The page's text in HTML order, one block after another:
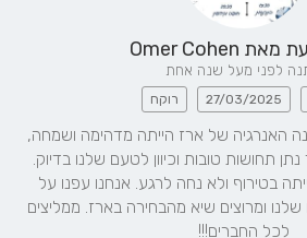
מאת Omer Cohen
לפני מעל שנה אחת
27/03/2025 רוקח
לכל החברים!!!